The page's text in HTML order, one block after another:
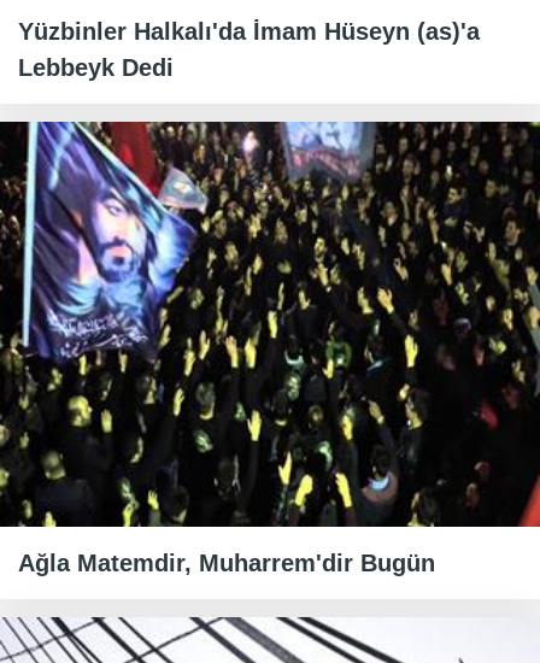
Yüzbinler Halkalı'da İmam Hüseyn (as)'a
Lebbeyk Dedi
Ağla Matemdir, Muharrem'dir Bugün